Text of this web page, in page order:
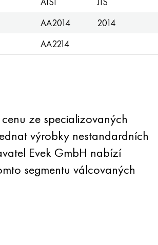
AA2014
2014
AA2214
ze specializovaných
výrobky nestandardních
Evek GmbH nabízí
segmentu válcovaných